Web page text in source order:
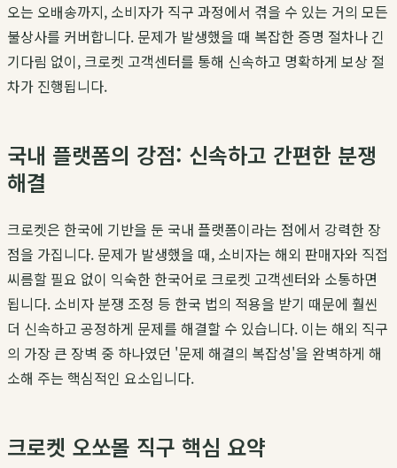
오는 오배송까지, 소비자가 직구 과정에서 겪을 수 있는 거의 모든
불상사를 커버합니다. 문제가 발생했을 때 복잡한 증명 절차나 긴
기다림 없이, 크로켓 고객센터를 통해 신속하고 명확하게 보상 절
차가 진행됩니다.
국내 플랫폼의 강점: 신속하고 간편한 분쟁
해결
크로켓은 한국에 기반을 둔 국내 플랫폼이라는 점에서 강력한 장
점을 가집니다. 문제가 발생했을 때, 소비자는 해외 판매자와 직접
씨름할 필요 없이 익숙한 한국어로 크로켓 고객센터와 소통하면
됩니다. 소비자 분쟁 조정 등 한국 법의 적용을 받기 때문에 훨씬
더 신속하고 공정하게 문제를 해결할 수 있습니다. 이는 해외 직구
의 가장 큰 장벽 중 하나였던 '문제 해결의 복잡성'을 완벽하게 해
소해 주는 핵심적인 요소입니다.
크로켓 오쏘몰 직구 핵심 요약